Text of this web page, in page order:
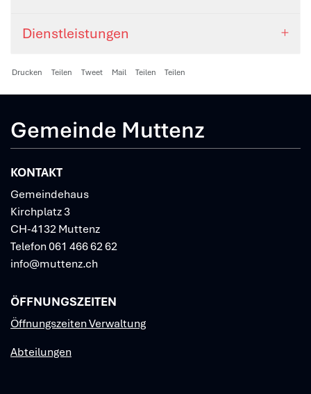
Dienstleistungen
Drucken Teilen Tweet Mail Teilen Teilen
Gemeinde Muttenz
KONTAKT
Gemeindehaus
Kirchplatz 3
CH-4132 Muttenz
Telefon061 466 62 62
info@muttenz.ch
ÖFFNUNGSZEITEN
Öffnungszeiten Verwaltung
Abteilungen